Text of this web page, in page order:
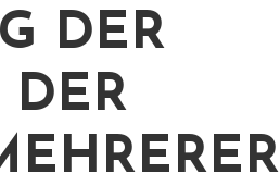
DER
DER